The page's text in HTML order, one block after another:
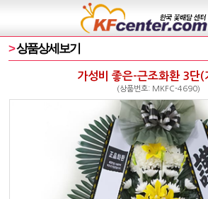
>상품상세보기
가성비 좋은-근조화환 3단(
(상품번호: MKFC-4690)